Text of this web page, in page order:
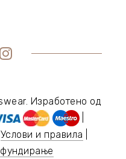
Изработено од
|
Услови и правила